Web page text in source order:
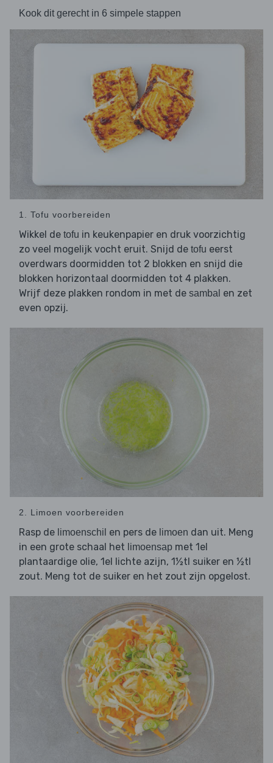
Kook dit gerecht in 6 simpele stappen
1. Tofu voorbereiden
Wikkel de tofu in keukenpapier en druk voorzichtig
zo veel mogelijk vocht eruit. Snijd de tofu eerst
overdwars doormidden tot 2 blokken en snijd die
blokken horizontaal doormidden tot 4 plakken.
Wrijf deze plakken rondom in met de sambal en zet
even opzij.
2. Limoen voorbereiden
Rasp de limoenschil en pers de limoen dan uit. Meng
in een grote schaal het limoensap met 1el
plantaardige olie, 1el lichte azijn, 1½tl suiker en ½tl
zout. Meng tot de suiker en het zout zijn opgelost.